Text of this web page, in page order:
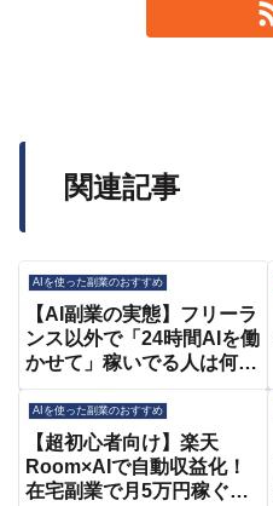
関連記事
AIを使った副業のおすすめ
【AI副業の実態】フリーラ
ンス以外で「24時間AIを働
かせて」稼いでる人は何を
AIを使った副業のおすすめ
【超初心者向け】楽天
Room×AIで自動収益化！
在宅副業で月5万円稼ぐ！